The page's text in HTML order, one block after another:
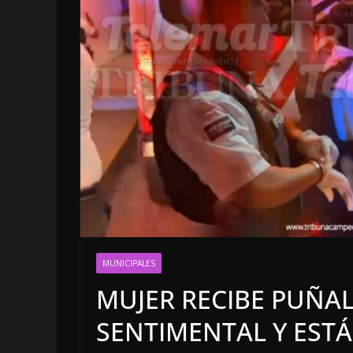
MUNICIPALES
MUJER RECIBE
SENTIMENTAL Y
LOCALES
5 agosto,